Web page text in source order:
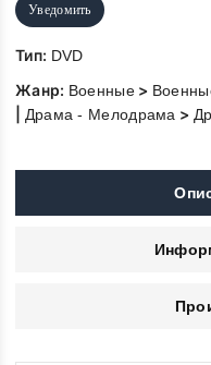
Уведомить
Тип: DVD
Жанр: Военные>
Драма - Мелодрама >